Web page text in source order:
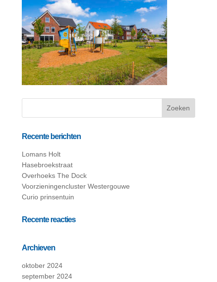
Recente berichten
Lomans Holt
Hasebroekstraat
Overhoeks The Dock
Voorzieningencluster Westergouwe
Curio prinsentuin
Recente reacties
Archieven
oktober 2024
september 2024